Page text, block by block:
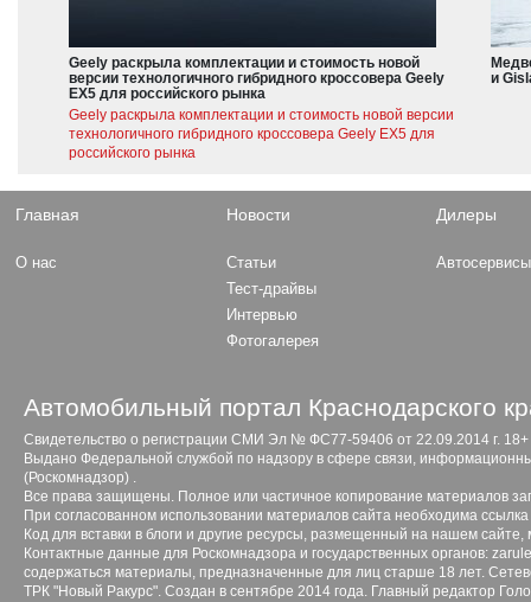
Geely раскрыла комплектации и стоимость новой
версии технологичного гибридного кроссовера Geely
EX5 для российского рынка
Geely раскрыла комплектации и стоимость новой версии
технологичного гибридного кроссовера Geely EX5 для
российского рынка
и
Главная
О нас
Новости
Статьи
Тест-драйвы
Интервью
Фотогалерея
Дилеры
Автосервисы
Автомобильный портал Краснодарского
Свидетельство о регистрации СМИ Эл № ФС77-59406 от 22.09.2014 г. 18+
Выдано Федеральной службой по надзору в сфере связи,
(Роскомнадзор) .
Все права защищены. Полное или частичное копирование материалов
При согласованном использовании материалов сайта необходима ссылка
Код для вставки в блоги и другие ресурсы, размещенный на нашем сайте,
Контактные данные для Роскомнадзора и государственных органов:
содержаться материалы, предназначенные для лиц старше 18 лет.
ТРК "Новый Ракурс". Создан в сентябре 2014 года. Главный редактор